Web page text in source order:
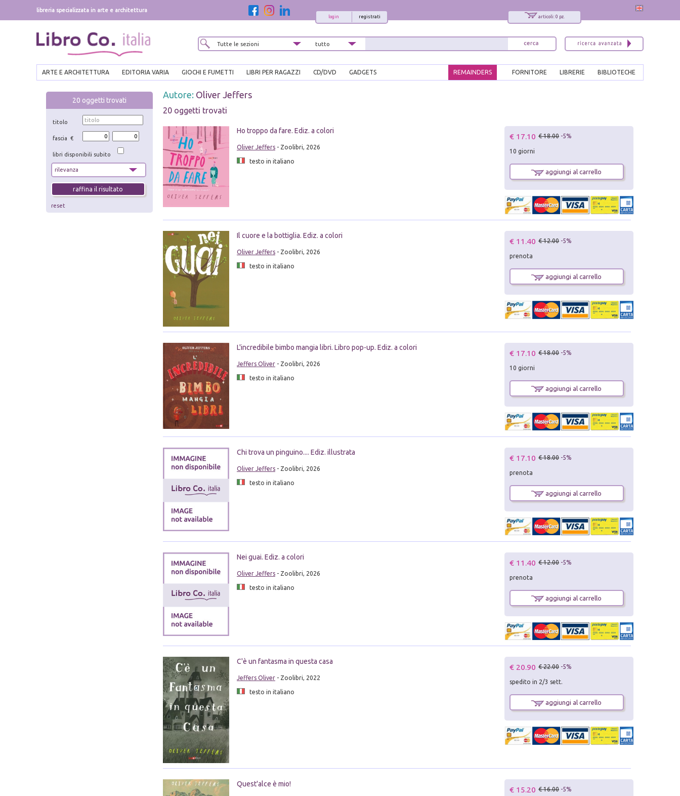
libreria specializzata in arte e architettura
articoli: 0 pz.
registrati
login
ARTE E ARCHITETTURA EDITORIA VARIA GIOCHI E FUMETTI LIBRI PER RAGAZZI CD/DVD GADGETS BIBLIOTECHE
LIBRERIE
FORNITORE
REMAINDERS
20 oggetti trovati
titolo
fascia €
libri disponibili subito
reset
Autore: Oliver Jeffers
20 oggetti trovati
Ho troppo da fare. Ediz. a colori
Oliver Jeffers- Zoolibri, 2026
testo in italiano
€ 17.10 € 18.00 -5%
10 giorni
aggiungi al carrello
Il cuore e la bottiglia. Ediz. a colori
Oliver Jeffers- Zoolibri, 2026
testo in italiano
€ 11.40 € 12.00 -5%
prenota
aggiungi al carrello
L'incredibile bimbo mangia libri. Libro pop-up. Ediz. a colori
Jeffers Oliver- Zoolibri, 2026
testo in italiano
€ 17.10 € 18.00 -5%
10 giorni
aggiungi al carrello
Chi trova un pinguino.... Ediz. illustrata
Oliver Jeffers- Zoolibri, 2026
testo in italiano
€ 17.10 € 18.00 -5%
prenota
aggiungi al carrello
Nei guai. Ediz. a colori
Oliver Jeffers- Zoolibri, 2026
testo in italiano
€ 11.40 € 12.00 -5%
prenota
aggiungi al carrello
C'è un fantasma in questa casa
Jeffers Oliver- Zoolibri, 2022
testo in italiano
€ 20.90 € 22.00 -5%
spedito in 2/3 sett.
aggiungi al carrello
Quest'alce è mio!
€ 15.20 € 16.00 -5%